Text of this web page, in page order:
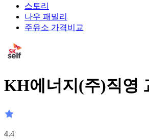
스토리
나우 패밀리
주유소 가격비교
KH에너지(주)직영
4.4